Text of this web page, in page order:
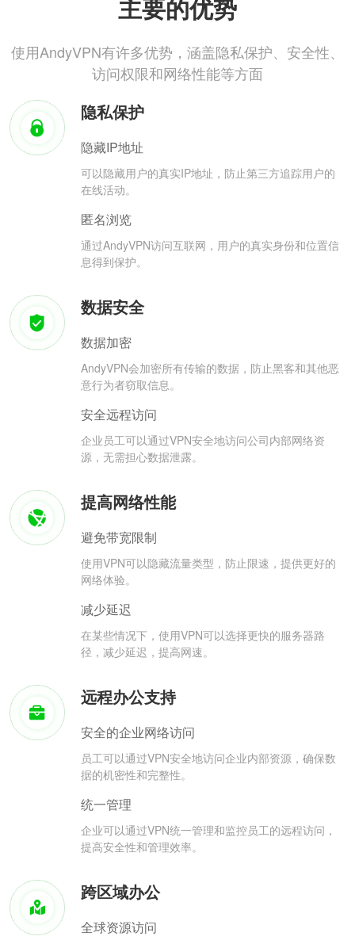
主要的优势
使用AndyVPN有许多优势，涵盖隐私保护、安全性、
访问权限和网络性能等方面
隐私保护
隐藏IP地址
可以隐藏用户的真实IP地址，防止第三方追踪用户的
在线活动。
匿名浏览
通过AndyVPN访问互联网，用户的真实身份和位置信
息得到保护。
数据安全
数据加密
AndyVPN会加密所有传输的数据，防止黑客和其他恶
意行为者窃取信息。
安全远程访问
企业员工可以通过VPN安全地访问公司内部网络资
源，无需担心数据泄露。
提高网络性能
避免带宽限制
使用VPN可以隐藏流量类型，防止限速，提供更好的
网络体验。
减少延迟
在某些情况下，使用VPN可以选择更快的服务器路
径，减少延迟，提高网速。
远程办公支持
安全的企业网络访问
员工可以通过VPN安全地访问企业内部资源，确保数
据的机密性和完整性。
统一管理
企业可以通过VPN统一管理和监控员工的远程访问，
提高安全性和管理效率。
跨区域办公
全球资源访问